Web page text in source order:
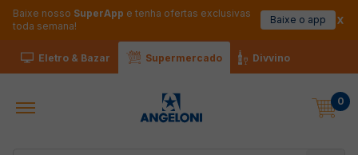
Baixe nosso SuperApp e tenha ofertas exclusivas
toda semana!
Baixe o app
Eletro & Bazar Supermercado Divvino
0